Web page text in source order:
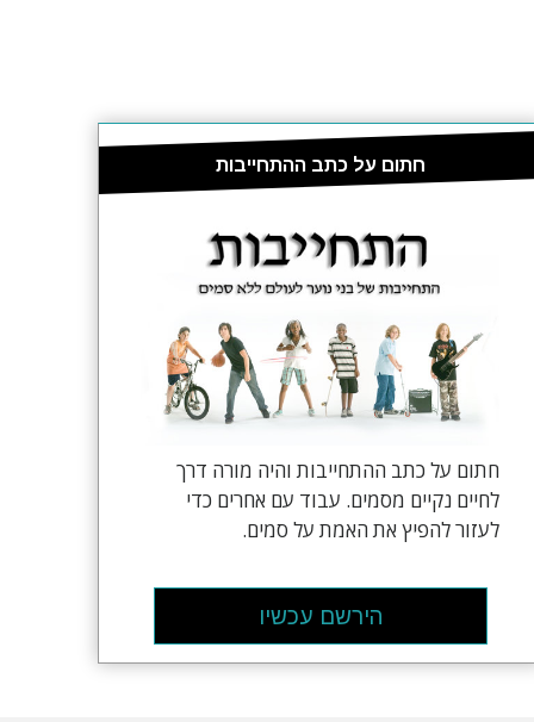
חתום על כתב ההתחייבות
חתום על כתב ההתחייבות והיה מורה דרך
לחיים נקיים מסמים. עבוד עם אחרים כדי
לעזור להפיץ את האמת על סמים.
הירשם עכשיו